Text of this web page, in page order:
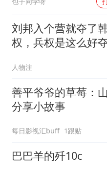
刘邦入个营就夺了
权，兵权是这么好
人物注
善平爷爷的草莓：
分享小故事
每日影视汇buff 1跟贴
巴巴羊的歼10c